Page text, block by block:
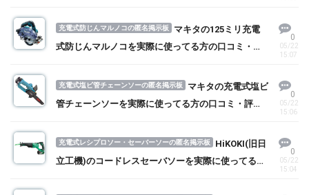
充電式防じんマルノコの匿名掲示板
マキタの125ミリ充電
式防じんマルノコを実際に使ってる方の口コミ・評
0
05/22
15:07
充電式塩ビ管チェーンソーの匿名掲示板
マキタの充電式塩ビ
管チェーンソーを実際に使ってる方の口コミ・評判
0
05/22
15:06
充電式レシプロソー・セーバーソーの匿名掲示板
HiKOKI(旧日
立工機)のコードレスセーバソーを実際に使ってる方
0
05/22
15:04